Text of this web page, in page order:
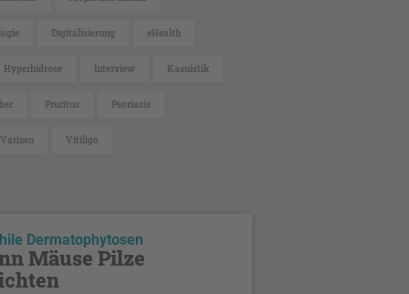
Digitalisierung eHealth
Hyperhidrose Interview Kasuistik
Pruritus Psoriasis
Varizen Vitiligo
Dermatophytosen
Mäuse Pilze